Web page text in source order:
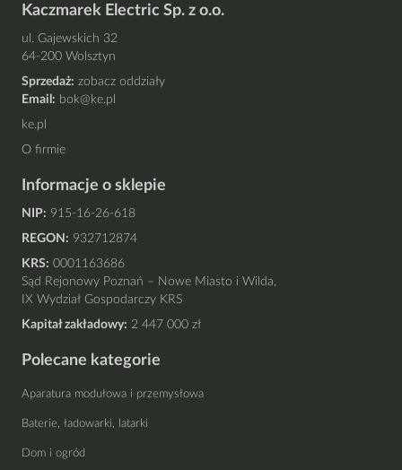
Kaczmarek Electric Sp. z o.o.
ul. Gajewskich 32
64-200 Wolsztyn
Sprzedaż: zobacz oddziały
Email: bok@ke.pl
ke.pl
O firmie
Informacje o sklepie
NIP: 915-16-26-618
REGON: 932712874
KRS: 0001163686
Sąd Rejonowy Poznań – Nowe Miasto i Wilda,
IX Wydział Gospodarczy KRS
Kapitał zakładowy: 2 447 000 zł
Polecane kategorie
Aparatura modułowa i przemysłowa
Baterie, ładowarki, latarki
Dom i ogród